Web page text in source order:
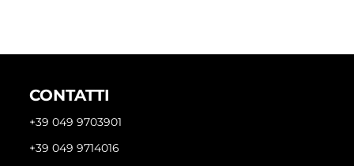
CONTATTI
+39 049 9703901
+39 049 9714016